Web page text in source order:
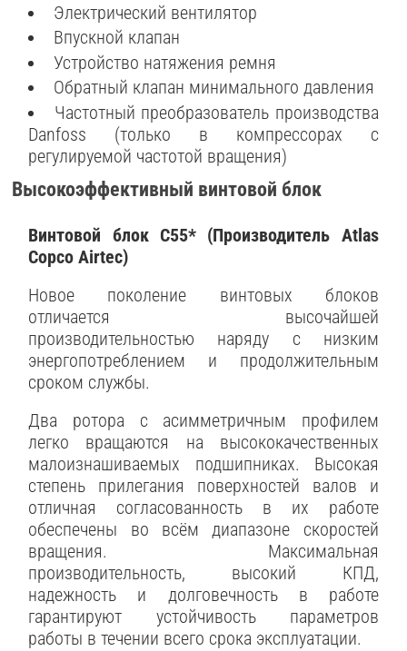
Электрический вентилятор
Впускной клапан
Устройство натяжения ремня
Обратный клапан минимального давления
Частотный преобразователь производства
Danfoss (только в компрессорах с
регулируемой частотой вращения)
Высокоэффективный винтовой блок
Винтовой блок С55* (Производитель Atlas
Copco Airtec)
Новое поколение винтовых блоков
отличается высочайшей
производительностью наряду с низким
энергопотреблением и продолжительным
сроком службы.
Два ротора с асимметричным профилем
легко вращаются на высококачественных
малоизнашиваемых подшипниках. Высокая
степень прилегания поверхностей валов и
отличная согласованность в их работе
обеспечены во всём диапазоне скоростей
вращения. Максимальная
производительность, высокий КПД,
надежность и долговечность в работе
гарантируют устойчивость параметров
работы в течении всего срока эксплуатации.